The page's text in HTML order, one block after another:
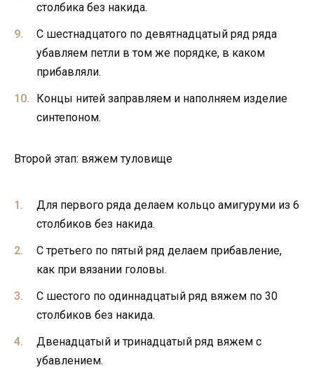
столбика без накида.
С шестнадцатого по девятнадцатый ряд ряда
убавляем петли в том же порядке, в каком
прибавляли.
Концы нитей заправляем и наполняем изделие
синтепоном.
Второй этап: вяжем туловище
Для первого ряда делаем кольцо амигуруми из 6
столбиков без накида.
С третьего по пятый ряд делаем прибавление,
как при вязании головы.
С шестого по одиннадцатый ряд вяжем по 30
столбиков без накида.
Двенадцатый и тринадцатый ряд вяжем с
убавлением.